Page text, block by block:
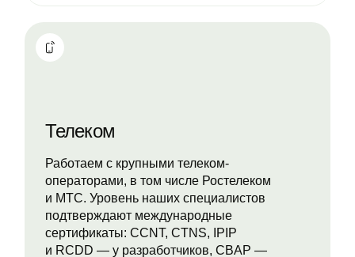
Телеком
Работаем с крупными телеком-
операторами, в том числе Ростелеком
и МТС. Уровень наших специалистов
подтверждают международные
сертификаты: CCNT, CTNS, IPIP
и RCDD — у разработчиков, CBAP —